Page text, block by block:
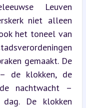
Leuven
niet alleen
het toneel van
gemaakt. De
de klokken, de
nachtwacht –
De klokken